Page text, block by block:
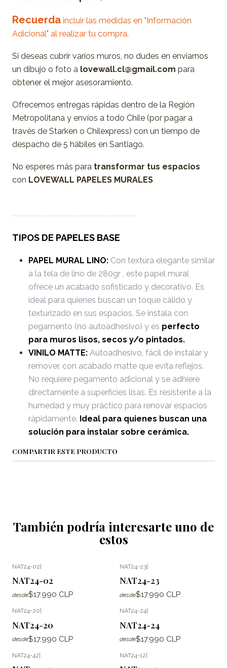
Recuerda incluir las medidas en "Información
Adicional" al realizar tu compra.
Si deseas cubrir varios muros, no dudes en enviarnos
un dibujo o foto a lovewall.cl@gmail.com para
obtener el mejor asesoramiento.
Ofrecemos entregas rápidas dentro de la Región
Metropolitana y envíos a todo Chile (por pagar a
través de Starken o Chilexpress) con un tiempo de
despacho de 5 hábiles en Santiago.
No esperes más para transformar tus espacios
con LOVEWALL PAPELES MURALES
-----------------------------------
TIPOS DE PAPELES BASE
PAPEL MURAL LINO: Con textura elegante similar
a la tela de lino de 280gr , este papel mural
ofrece un acabado sofisticado y decorativo. Es
ideal para quienes buscan un toque cálido y
texturizado en sus espacios. Se instala con
pegamento (no autoadhesivo) y es perfecto
para muros lisos, secos y/o pintados.
VINILO MATTE: Autoadhesivo, fácil de instalar y
remover, con acabado matte que evita reflejos.
No requiere pegamento adicional y se adhiere
directamente a superficies lisas. Es resistente a la
humedad y muy práctico para renovar espacios
rápidamente. Ideal para quienes buscan una
solución para instalar sobre cerámica.
COMPARTIR ESTE PRODUCTO
También podría interesarte uno de
estos
NAT24-02
NAT24-02
desde$17.990 CLP
NAT24-23
NAT24-23
desde$17.990 CLP
NAT24-20
NAT24-20
desde$17.990 CLP
NAT24-24
NAT24-24
desde$17.990 CLP
NAT24-42| NAT24-12|